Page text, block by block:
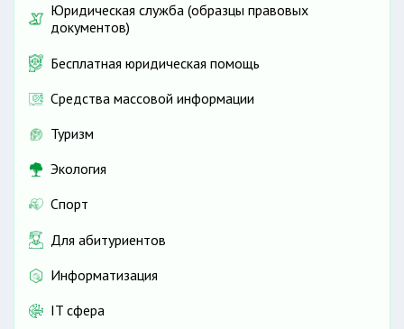
Юридическая служба (образцы правовых
документов)
Бесплатная юридическая помощь
Средства массовой информации
Туризм
Экология
Спорт
Для абитуриентов
Информатизация
IT сфера